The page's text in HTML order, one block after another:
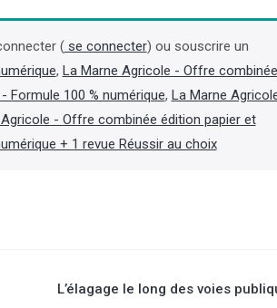
(se connecter) ou souscrire un
, La Marne Agricole - Offre combinée
Formule 100 % numérique, La Marne
- Offre combinée édition papier et
+ 1 revue Réussir au choix
L’élagage le long des voies
accélérer les coupes
forêts sinistrées de
des Landes
La ministre de
Genevard, a chargé son
en application du code